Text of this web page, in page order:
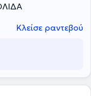
Κλείσε ραντεβού